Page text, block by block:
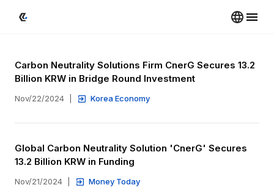
Carbon Neutrality Solutions Firm CnerG Secures 13.2
Billion KRW in Bridge Round Investment
Nov/22/2024 Korea Economy
Global Carbon Neutrality Solution 'CnerG' Secures
13.2 Billion KRW in Funding
Nov/21/2024 Money Today